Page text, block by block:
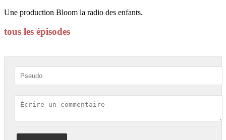
Une production Bloom la radio des enfants.
tous les épisodes